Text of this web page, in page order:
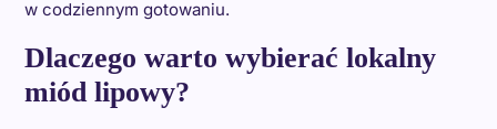
w codziennym gotowaniu.
Dlaczego warto wybierać lokalny
miód lipowy?